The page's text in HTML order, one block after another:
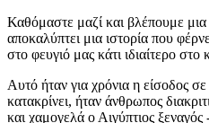
Καθόμαστε μαζί και βλέπουμε
αποκαλύπτει μια ιστορία που
στο φευγιό μας κάτι ιδιαίτερο
Αυτό ήταν για χρόνια η είσοδος
κατακρίνει, ήταν άνθρωπος
και χαμογελά ο Αιγύπτιος